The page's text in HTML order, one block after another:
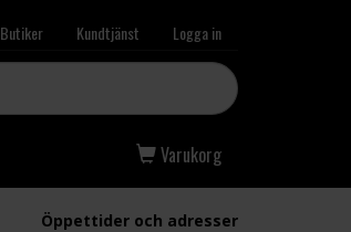
Butiker Kundtjänst Logga in
Varukorg
Öppettider och adresser